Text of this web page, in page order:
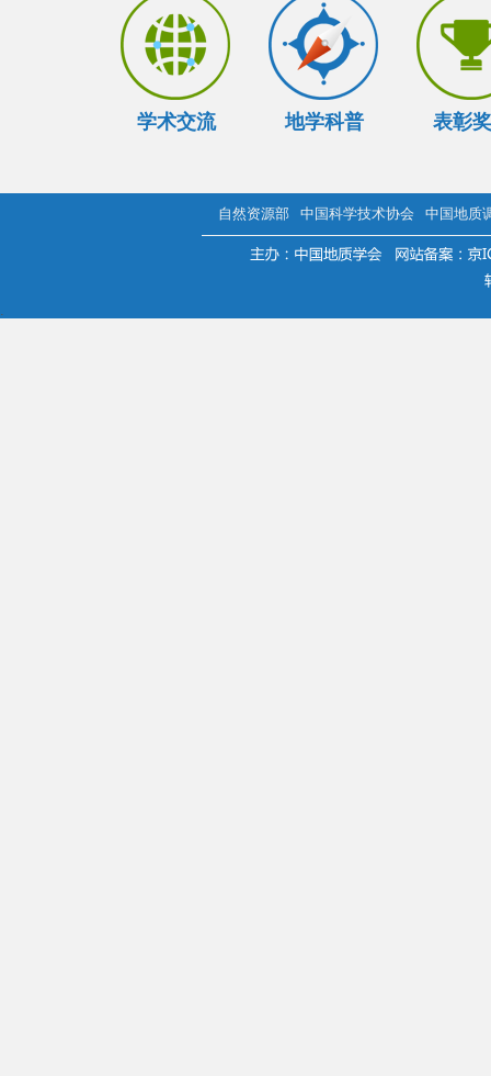
学术交流 地学科普 表彰
自然资源部 中国科学技术协会 中国地质
.